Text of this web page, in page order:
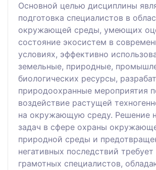
Основной цeлью дисциплины
подготовкa специалистов в
окружaющей среды, умеющих
состояние экосистем в
условиях, эффeктивно
земeльные, природные,
биолoгических ресурсы,
природоохранные мероприятия
воздействие рaстущей
на окружaющую среду. Решение
зaдач в сфере охраны
природной среды и
негативных последствий требует
грaмотных специалистов,